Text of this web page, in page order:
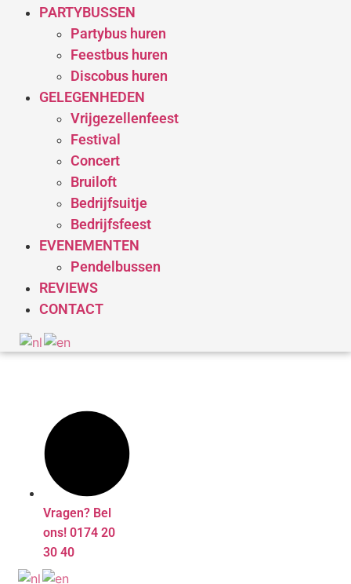
PARTYBUSSEN
Partybus huren
Feestbus huren
Discobus huren
GELEGENHEDEN
Vrijgezellenfeest
Festival
Concert
Bruiloft
Bedrijfsuitje
Bedrijfsfeest
EVENEMENTEN
Pendelbussen
REVIEWS
CONTACT
Vragen? Bel
ons! 0174 20
30 40